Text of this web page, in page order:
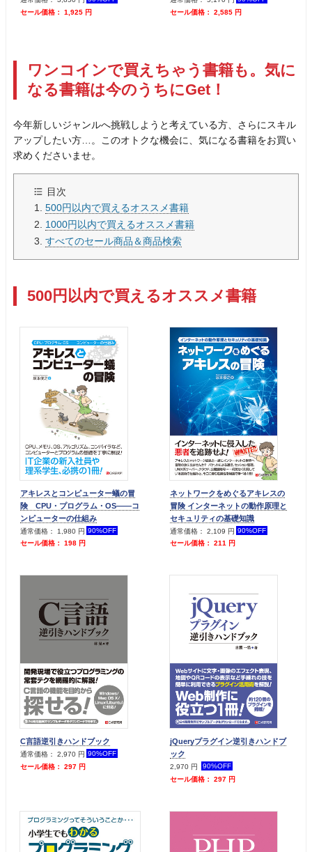
セール価格： 1,925 円
セール価格： 2,585 円
ワンコインで買えちゃう書籍も。気に
なる書籍は今のうちにGet！
今年新しいジャンルへ挑戦しようと考えている方、さらにスキル
アップしたい方…。このオトクな機会に、気になる書籍をお買い
求めくださいませ。
目次
500円以内で買えるオススメ書籍
1000円以内で買えるオススメ書籍
すべてのセール商品＆商品検索
500円以内で買えるオススメ書籍
アキレスとコンピューター蟻の冒
険 CPU・プログラム・OS――コ
ンピューターの仕組み
通常価格： 1,980 円 90%OFF
セール価格： 198 円
ネットワークをめぐるアキレスの
冒険 インターネットの動作原理と
セキュリティの基礎知識
通常価格： 2,109 円 90%OFF
セール価格： 211 円
C言語逆引きハンドブック
通常価格： 2,970 円 90%OFF
セール価格： 297 円
jQueryプラグイン逆引きハンドブ
ック
2,970 円
90%OFF
セール価格： 297 円